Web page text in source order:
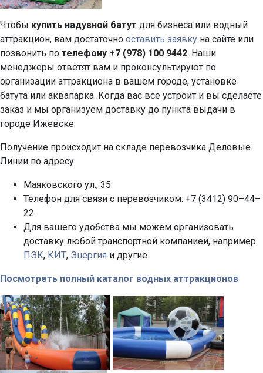
Чтобы купить надувной батут для бизнеса или водный
аттракцион, вам достаточно оставить заявку на сайте или
позвонить по телефону +7 (978) 100 9442. Наши
менеджеры ответят вам и проконсультируют по
организации аттракциона в вашем городе, установке
батута или аквапарка. Когда вас все устроит и вы сделаете
заказ и мы организуем доставку до пункта выдачи в
городе Ижевске.
Получение происходит на складе перевозчика Деловые
Линии по адресу:
Маяковского ул., 35
Телефон для связи с перевозчиком: +7 (3412) 90–44–
22
Для вашего удобства мы можем организовать
доставку любой транспортной компанией, например
ПЭК, КИТ, Энергия и другие.
Посмотреть полный каталог водных аттракционов